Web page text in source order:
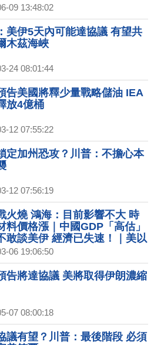
09 13:48:02
美伊5天內可能達協議 有望共
木茲海峽
24 08:01:44
告美國將釋少量戰略儲油 IEA
放4億桶
12 07:55:22
定加州恐攻？川普：不擔心本
12 07:56:19
火燒 鴻海：目前影響不大 時
料價格漲｜中國GDP「高估」
敢談美伊 經濟已失速！｜美以
朗網路封鎖通訊近癱瘓｜量子
多國納國家戰略 台布局量子國
史黛拉•麥卡尼「馬場秀」登巴
周
06 19:06:50
告將達協議 美將取得伊朗濃縮
07 08:00:18
議有望？川普：最後階段 必須